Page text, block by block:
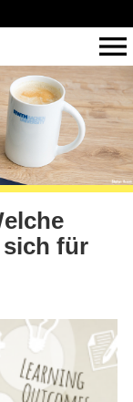
sich für